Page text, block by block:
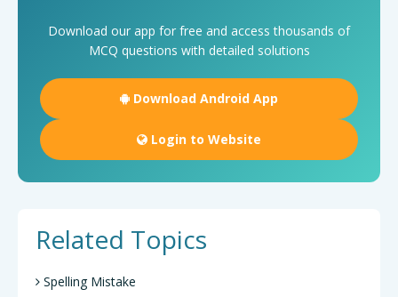
Download our app for free and access thousands of
MCQ questions with detailed solutions
Download Android App
Login to Website
Related Topics
Spelling Mistake